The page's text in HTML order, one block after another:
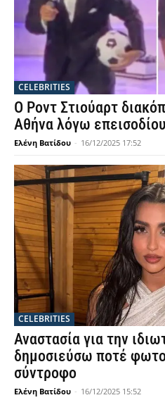
CELEBRITIES
Ο Ροντ Στιούαρτ
Αθήνα λόγω
Ελένη Βατίδου - 16/12/2025 17:52
CELEBRITIES
Αναστασία για την
δημοσιεύσω ποτέ
σύντροφο
Ελένη Βατίδου - 16/12/2025 15:52